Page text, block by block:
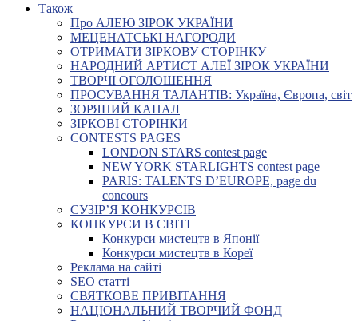
Також
Про АЛЕЮ ЗІРОК УКРАЇНИ
МЕЦЕНАТСЬКІ НАГОРОДИ
ОТРИМАТИ ЗІРКОВУ СТОРІНКУ
НАРОДНИЙ АРТИСТ АЛЕЇ ЗІРОК УКРАЇНИ
ТВОРЧІ ОГОЛОШЕННЯ
ПРОСУВАННЯ ТАЛАНТІВ: Україна, Європа, світ
ЗОРЯНИЙ КАНАЛ
ЗІРКОВІ СТОРІНКИ
CONTESTS PAGES
LONDON STARS contest page
NEW YORK STARLIGHTS contest page
PARIS: TALENTS D’EUROPE, page du
concours
СУЗІР’Я КОНКУРСІВ
КОНКУРСИ В СВІТІ
Конкурси мистецтв в Японії
Конкурси мистецтв в Кореї
Реклама на сайті
SEO статті
СВЯТКОВЕ ПРИВІТАННЯ
НАЦІОНАЛЬНИЙ ТВОРЧИЙ ФОНД